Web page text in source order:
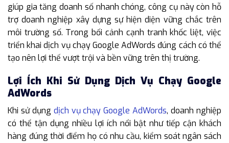
giúp gia tăng doanh số nhanh chóng, công cụ này còn hỗ
trợ doanh nghiệp xây dựng sự hiện diện vững chắc trên
môi trường số. Trong bối cảnh cạnh tranh khốc liệt, việc
triển khai dịch vụ chạy Google AdWords đúng cách có thể
tạo nên lợi thế vượt trội và bền vững trên thị trường.
Lợi Ích Khi Sử Dụng Dịch Vụ Chạy Google
AdWords
Khi sử dụng dịch vụ chạy Google AdWords, doanh nghiệp
có thể tận dụng nhiều lợi ích nổi bật như tiếp cận khách
hàng đúng thời điểm họ có nhu cầu, kiểm soát ngân sách